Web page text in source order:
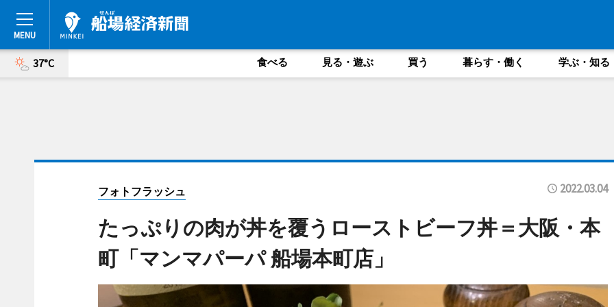
37°C 食べる 見る・遊ぶ 買う 暮らす・働く 学ぶ・知る
フォトフラッシュ 2022.03.04
たっぷりの肉が丼を覆うローストビーフ丼＝大阪・本
町「マンマパーパ 船場本町店」